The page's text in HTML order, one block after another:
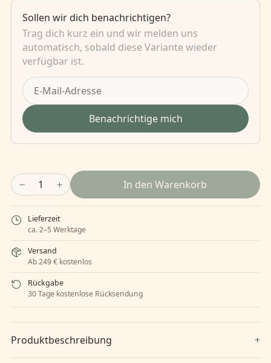
Sollen wir dich benachrichtigen?
Trag dich kurz ein und wir melden uns
automatisch, sobald diese Variante wieder
verfügbar ist.
Benachrichtige mich
1 In den Warenkorb
Lieferzeit
ca. 2–5 Werktage
Versand
Ab 249 € kostenlos
Rückgabe
30 Tage kostenlose Rücksendung
Produktbeschreibung